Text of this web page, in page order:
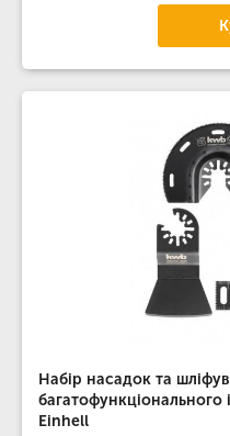
Набір насадок та
багатофункціонального
Einhell